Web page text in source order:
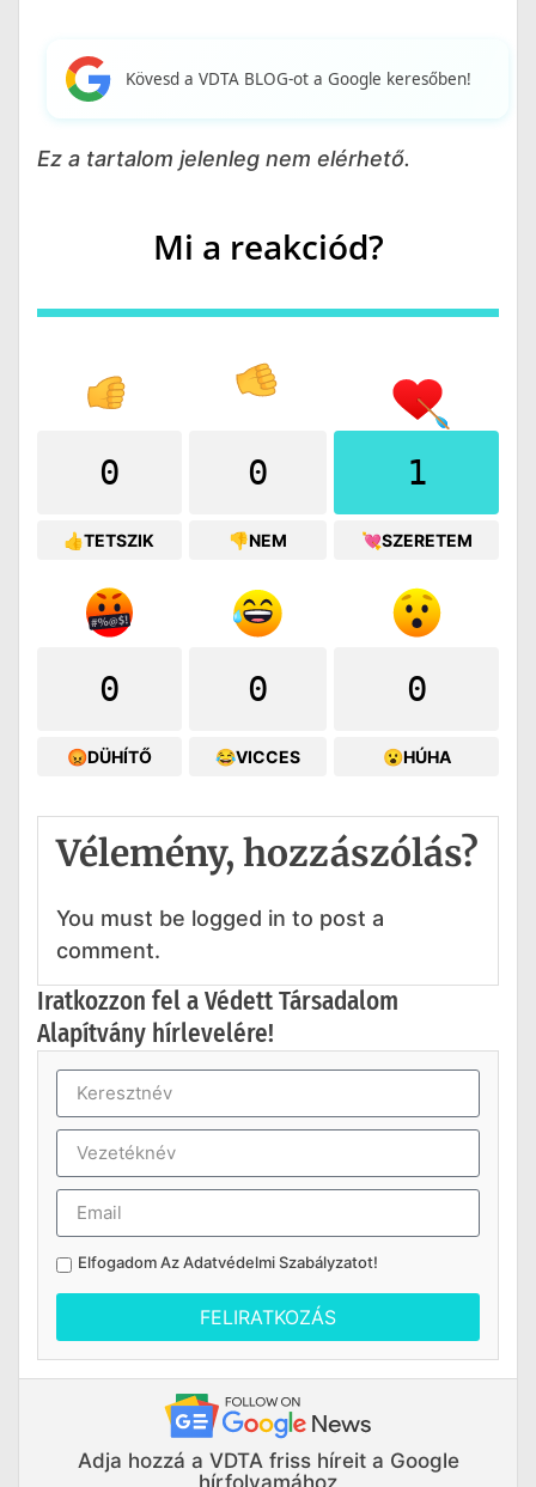
Kövesd a VDTA BLOG-ot a Google keresőben!
Ez a tartalom jelenleg nem elérhető.
Mi a reakciód?
0
👍TETSZIK
0
👎NEM
1
💘SZERETEM
0
😡DÜHÍTŐ
0
😂VICCES
0
😮HÚHA
Vélemény, hozzászólás?
You must be logged in to post a
comment.
Iratkozzon fel a Védett Társadalom
Alapítvány hírlevelére!
Elfogadom AzAdatvédelmi Szabályzatot!
FELIRATKOZÁS
Adja hozzá a VDTA friss híreit a Google
hírfolyamához